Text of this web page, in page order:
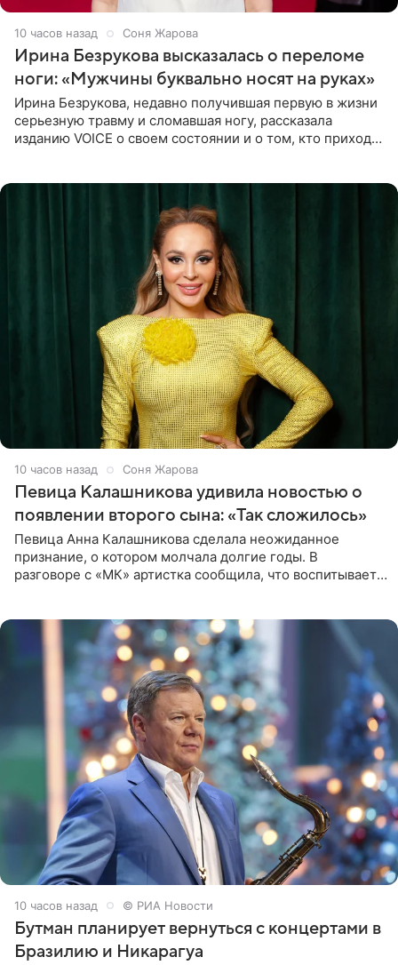
10 часов назад Соня Жарова
Ирина Безрукова высказалась о переломе
ноги: «Мужчины буквально носят на руках»
Ирина Безрукова, недавно получившая первую в жизни
серьезную травму и сломавшая ногу, рассказала
изданию VOICE о своем состоянии и о том, кто приходит
10 часов назад Соня Жарова
Певица Калашникова удивила новостью о
появлении второго сына: «Так сложилось»
Певица Анна Калашникова сделала неожиданное
признание, о котором молчала долгие годы. В
разговоре с «МК» артистка сообщила, что воспитывает
10 часов назад © РИА Новости
Бутман планирует вернуться с концертами в
Бразилию и Никарагуа